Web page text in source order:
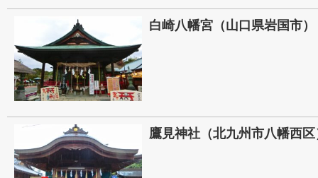
白崎八幡宮（山口県岩国市）
鷹見神社（北九州市八幡西区